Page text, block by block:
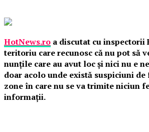
HotNews.ro a discutat cu inspectorii
teritoriu care recunosc că nu pot să
nunţile care au avut loc şi nici nu e
doar acolo unde există suspiciuni de
zone în care nu se va trimite niciun
informaţii.